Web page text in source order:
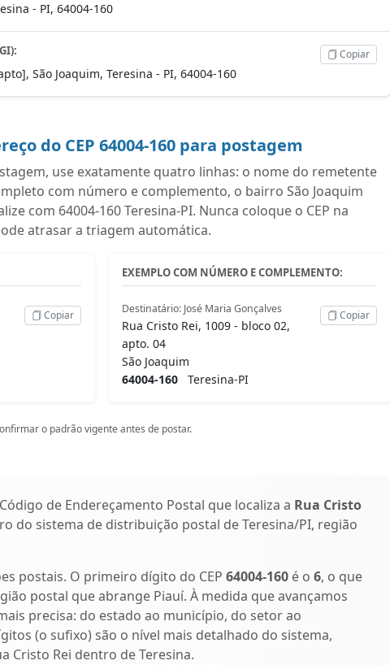
- PI, 64004-160
São Joaquim, Teresina - PI, 64004-160
Copiar
do CEP 64004-160 para postagem
use exatamente quatro linhas: o nome do remetente
com número e complemento, o bairro São Joaquim
com 64004-160 Teresina-PI. Nunca coloque o CEP na
atrasar a triagem automática.
Copiar
EXEMPLO COM NÚMERO E COMPLEMENTO:
Destinatário: José Maria Gonçalves
Rua Cristo Rei, 1009 - bloco 02,
apto. 04
São Joaquim
64004-160 Teresina-PI
Copiar
o padrão vigente antes de postar.
de Endereçamento Postal que localiza a Rua Cristo
do sistema de distribuição postal de Teresina/PI, região
postais. O primeiro dígito do CEP 64004-160 é o 6, o que
postal que abrange Piauí. À medida que avançamos
precisa: do estado ao município, do setor ao
(o sufixo) são o nível mais detalhado do sistema,
Cristo Rei dentro de Teresina.